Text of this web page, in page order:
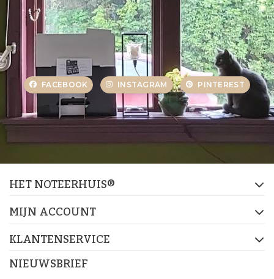
FACEBOOK INSTAGRAM PINTEREST
HET NOTEERHUIS®
MIJN ACCOUNT
KLANTENSERVICE
NIEUWSBRIEF